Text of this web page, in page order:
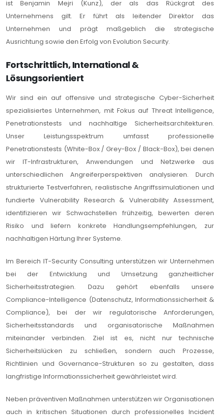
ist Benjamin Mejri (Kunz), der als das Rückgrat des
Unternehmens gilt. Er führt als leitender Direktor das
Unternehmen und prägt maßgeblich die strategische
Ausrichtung sowie den Erfolg von Evolution Security.
Fortschrittlich, International &
Lösungsorientiert
Wir sind ein auf offensive und strategische Cyber-Sicherheit
spezialisiertes Unternehmen, mit Fokus auf Threat Intelligence,
Penetrationstests und nachhaltige Sicherheitsarchitekturen.
Unser Leistungsspektrum umfasst professionelle
Penetrationstests (White-Box / Grey-Box / Black-Box), bei denen
wir IT-Infrastrukturen, Anwendungen und Netzwerke aus
unterschiedlichen Angreiferperspektiven analysieren. Durch
strukturierte Testverfahren, realistische Angriffssimulationen und
fundierte Vulnerability Research & Vulnerability Assessment,
identifizieren wir Schwachstellen frühzeitig, bewerten deren
Risiko und liefern konkrete Handlungsempfehlungen, zur
nachhaltigen Härtung Ihrer Systeme.
Im Bereich IT-Security Consulting unterstützen wir Unternehmen
bei der Entwicklung und Umsetzung ganzheitlicher
Sicherheitsstrategien. Dazu gehört ebenfalls unsere
Compliance-Intelligence (Datenschutz, Informationssicherheit &
Compliance), bei der wir regulatorische Anforderungen,
Sicherheitsstandards und organisatorische Maßnahmen
miteinander verbinden. Ziel ist es, nicht nur technische
Sicherheitslücken zu schließen, sondern auch Prozesse,
Richtlinien und Governance-Strukturen so zu gestalten, dass
langfristige Informationssicherheit gewährleistet wird.
Neben präventiven Maßnahmen unterstützen wir Organisationen
auch in kritischen Situationen durch professionelles Incident